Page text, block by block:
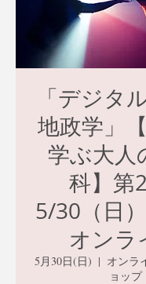
「デジタ
地政学」
学ぶ大人
科】第
5/30（日
オンラ
5月30日(日)
  |
オンラ
ョップ